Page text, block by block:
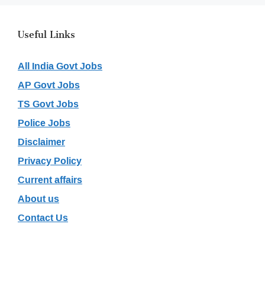
Useful Links
All India Govt Jobs
AP Govt Jobs
TS Govt Jobs
Police Jobs
Disclaimer
Privacy Policy
Current affairs
About us
Contact Us